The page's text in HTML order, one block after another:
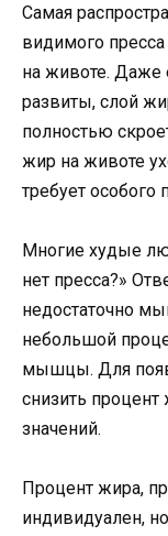
Самая
видимого
на животе.
развиты, слой
полностью
жир на животе
требует особого
Многие худые
нет пресса?»
недостаточно
небольшой
мышцы. Для
снизить
значений.
Процент жира,
индивидуален,